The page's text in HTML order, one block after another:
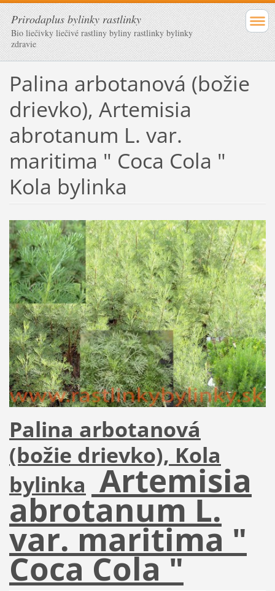
Prirodaplus bylinky rastlinky
Bio liečivky liečivé rastliny byliny rastlinky bylinky
zdravie
Palina arbotanová (božie
drievko), Artemisia
abrotanum L. var.
maritima " Coca Cola "
Kola bylinka
Palina arbotanová
(božie drievko), Kola
bylinka Artemisia
abrotanum L.
var. maritima "
Coca Cola "